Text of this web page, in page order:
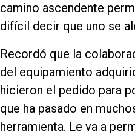
camino ascendente
difícil decir que uno se
Recordó que la
del equipamiento
hicieron el pedido para
que ha pasado en
herramienta. Le va a